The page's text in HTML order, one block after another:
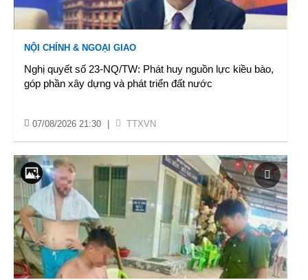
NỘI CHÍNH & NGOẠI GIAO
Nghị quyết số 23-NQ/TW: Phát huy nguồn lực kiều bào,
góp phần xây dựng và phát triển đất nước
07/08/2026 21:30 TTXVN